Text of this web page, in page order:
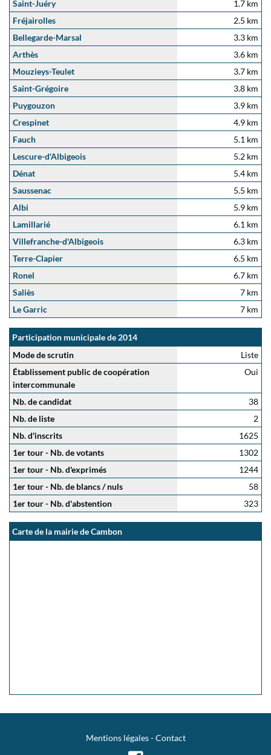
Saint-Juéry
1.7 km
Fréjairolles
2.5 km
Bellegarde-Marsal
3.3 km
Arthès
3.6 km
Mouzieys-Teulet
3.7 km
Saint-Grégoire
3.8 km
Puygouzon
3.9 km
Crespinet
4.9 km
Fauch
5.1 km
Lescure-d'Albigeois
5.2 km
Dénat
5.4 km
Saussenac
5.5 km
Albi
5.9 km
Lamillarié
6.1 km
Villefranche-d'Albigeois
6.3 km
Terre-Clapier
6.5 km
Ronel
6.7 km
Saliès
7 km
Le Garric
7 km
Participation municipale de 2014
Mode de scrutin
Liste
Établissement public de coopération
intercommunale
Oui
Nb. de candidat
38
Nb. de liste
2
Nb. d'inscrits
1625
1er tour - Nb. de votants
1302
1er tour - Nb. d'exprimés
1244
1er tour - Nb. de blancs / nuls
58
1er tour - Nb. d'abstention
323
Carte de la mairie de Cambon
Mentions légales-Contact